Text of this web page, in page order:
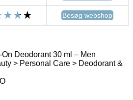
Besøg webshop
Deodorant 30 ml – Men
> Personal Care > Deodorant &